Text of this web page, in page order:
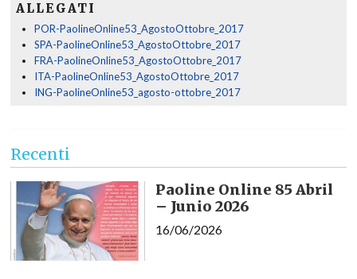
ALLEGATI
POR-PaolineOnline53_AgostoOttobre_2017
SPA-PaolineOnline53_AgostoOttobre_2017
FRA-PaolineOnline53_AgostoOttobre_2017
ITA-PaolineOnline53_AgostoOttobre_2017
ING-PaolineOnline53_agosto-ottobre_2017
Recenti
Paoline Online 85 Abril
– Junio 2026
16/06/2026